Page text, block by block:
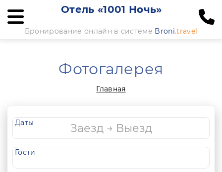
Отель «1001 Ночь»
Бронирование онлайн в системе Broni.travel
Фотогалерея
Главная
Даты
Гости